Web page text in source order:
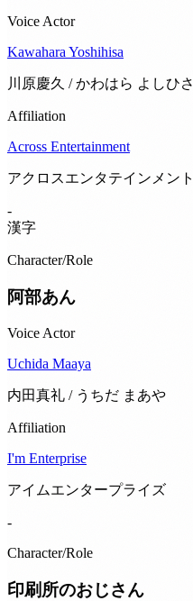
Voice Actor
Kawahara Yoshihisa
川原慶久 / かわはら よしひさ
Affiliation
Across Entertainment
アクロスエンタテインメント
-
漢字
Character/Role
阿部あん
Voice Actor
Uchida Maaya
内田真礼 / うちだ まあや
Affiliation
I'm Enterprise
アイムエンタープライズ
-
Character/Role
印刷所のおじさん